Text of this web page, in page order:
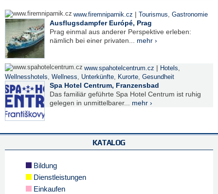
www.firemniparnik.cz | Tourismus, Gastronomie
Ausflugsdampfer Európé, Prag
Prag einmal aus anderer Perspektive erleben:
nämlich bei einer privaten... mehr ›
www.spahotelcentrum.cz | Hotels,
Wellnesshotels, Wellness, Unterkünfte, Kurorte, Gesundheit
Spa Hotel Centrum, Franzensbad
Das familiär geführte Spa Hotel Centrum ist ruhig
gelegen in unmittelbarer... mehr ›
KATALOG
Bildung
Dienstleistungen
Einkaufen